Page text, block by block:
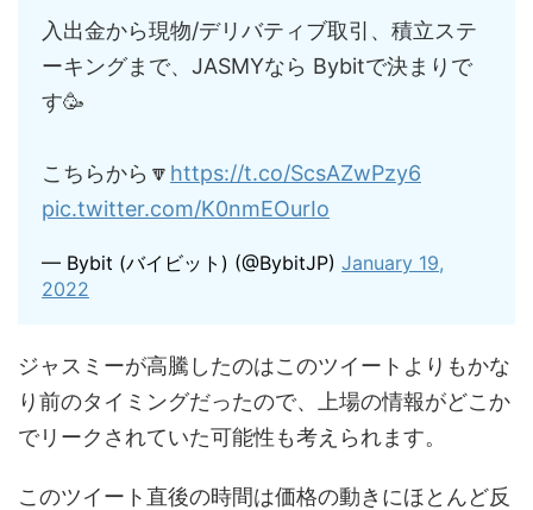
入出金から現物/デリバティブ取引、積立ステ
ーキングまで、JASMYなら Bybitで決まりで
す🥳
こちらから🔽 https://t.co/ScsAZwPzy6
pic.twitter.com/K0nmEOurIo
— Bybit (バイビット) (@BybitJP) January 19,
2022
ジャスミーが高騰したのはこのツイートよりもかな
り前のタイミングだったので、上場の情報がどこか
でリークされていた可能性も考えられます。
このツイート直後の時間は価格の動きにほとんど反